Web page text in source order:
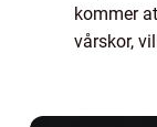
kommer
vårskor,